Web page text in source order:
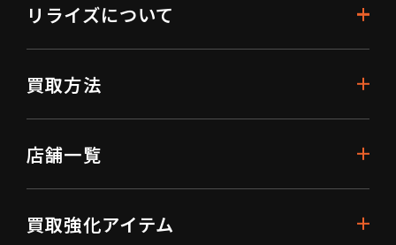
リライズについて
買取方法
店舗一覧
買取強化アイテム